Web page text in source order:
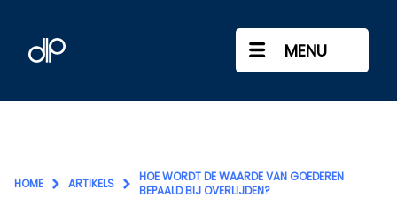
MENU
HOME ARTIKELS
HOE WORDT DE WAARDE VAN GOEDEREN
BEPAALD BIJ OVERLIJDEN?